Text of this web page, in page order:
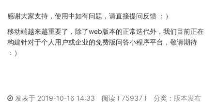
感谢大家支持，使用中如有问题，请直接提问反馈 ：）
移动端越来越重要了，除了web版本的正常迭代外，我们目前正在
构建针对于个人用户或企业的免费版问答小程序平台，敬请期待
：）
发表于 2019-10-16 14:33 阅读 ( 75937 ) 分类： 版本发布